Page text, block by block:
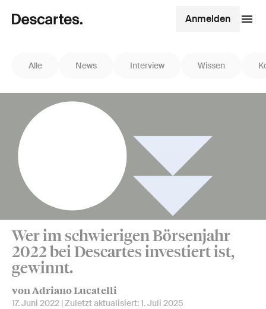
Anmelden
Alle News Interview Wissen
Wer im schwierigen Börsenjahr
2022 bei Descartes investiert ist,
gewinnt.
von Adriano Lucatelli
17. Juni 2022 | Zuletzt aktualisiert:1. Juli 2025